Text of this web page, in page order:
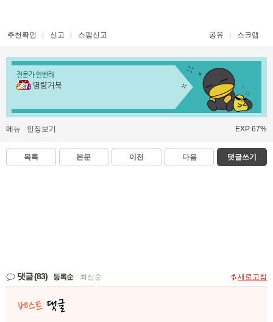
추천확인 신고 스팸신고 공유 스크랩
전문가 인벤러
명량거북
메뉴 인장보기 EXP 67%
목록 본문 이전 다음 댓글쓰기
댓글(83) 등록순 최신순 새로고침